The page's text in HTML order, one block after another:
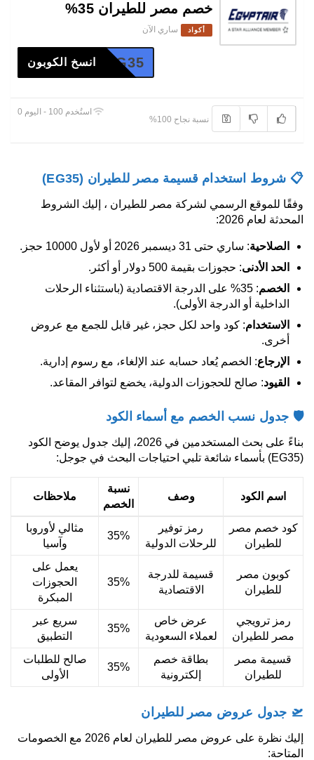
خصم مصر للطيران 35%
أكواد ساري الآن
EG35 انسخ الكوبون
استُخدم 100 - اليوم 0
نسبة نجاح 100%
📋 شروط استخدام قسيمة مصر للطيران (EG35)
وفقًا للموقع الرسمي لشركة مصر للطيران ، إليك الشروط
المحدثة لعام 2026:
الصلاحية: ساري حتى 31 ديسمبر 2026 أو لأول 10000 حجز.
الحد الأدنى: حجوزات بقيمة 500 دولار أو أكثر.
الخصم
: 35% على الدرجة الاقتصادية (باستثناء الرحلات
الداخلية أو الدرجة الأولى).
الاستخدام: كود واحد لكل حجز، غير قابل للجمع مع عروض
أخرى.
الإرجاع: الخصم يُعاد حسابه عند الإلغاء، مع رسوم إدارية.
القيود: صالح للحجوزات الدولية، يخضع لتوافر المقاعد.
🛡️ جدول نسب الخصم مع أسماء الكود
بناءً على بحث المستخدمين في 2026، إليك جدول يوضح الكود
(EG35) بأسماء شائعة تلبي احتياجات البحث في جوجل:
اسم الكود وصف
نسبة
الخصم
ملاحظات
كود خصم مصر
للطيران
رمز توفير
للرحلات الدولية
35%
مثالي لأوروبا
وآسيا
كوبون مصر
للطيران
قسيمة للدرجة
الاقتصادية
35%
يعمل على
الحجوزات
المبكرة
رمز ترويجي
مصر للطيران
عرض خاص
لعملاء السعودية
35%
سريع عبر
التطبيق
قسيمة مصر
للطيران
بطاقة خصم
إلكترونية
35%
صالح للطلبات
الأولى
🛫 جدول عروض مصر للطيران
إليك نظرة على عروض مصر للطيران لعام 2026 مع الخصومات
المتاحة: